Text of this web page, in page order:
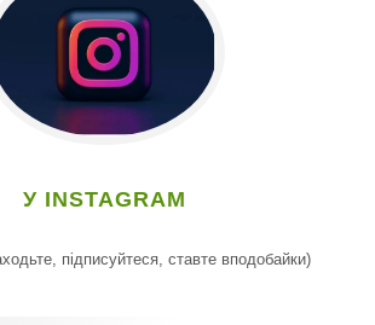
У INSTAGRAM
підписуйтеся, ставте вподобайки)